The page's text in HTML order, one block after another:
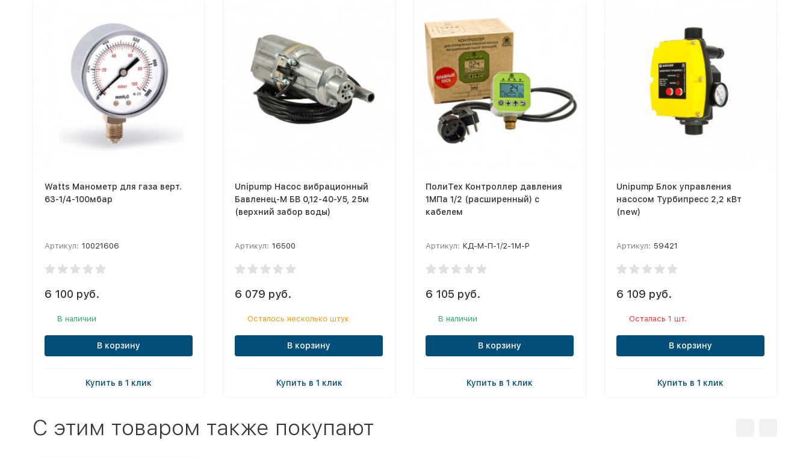
Watts Манометр для газа верт.
63-1/4-100мбар
Артикул: 10021606
6 100 руб.
В наличии
В корзину
Купить в 1 клик
Unipump Насос вибрационный
Бавленец-М БВ 0,12-40-У5, 25м
(верхний забор воды)
Артикул: 16500
6 079 руб.
Осталось несколько штук
В корзину
Купить в 1 клик
ПолиТех Контроллер давления
1МПа 1/2 (расширенный) с
кабелем
Артикул: КД-М-П-1/2-1М-Р
6 105 руб.
В наличии
В корзину
Купить в 1 клик
Unipump Блок управления
насосом Турбипресс 2,2 кВт
(new)
Артикул: 59421
6 109 руб.
Осталась 1 шт.
В корзину
Купить в 1 клик
C этим товаром также покупают